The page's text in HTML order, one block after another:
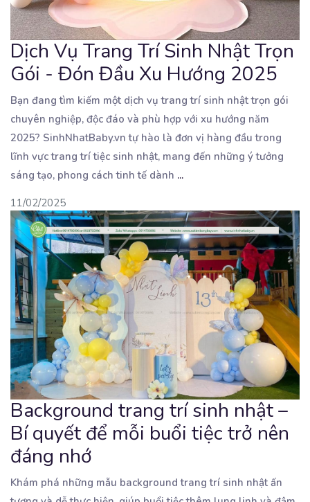
Dịch Vụ Trang Trí Sinh Nhật Trọn
Gói - Đón Đầu Xu Hướng 2025
Bạn đang tìm kiếm một dịch vụ trang trí sinh nhật trọn gói
chuyên nghiệp, độc đáo và phù hợp với xu hướng năm
2025? SinhNhatBaby.vn tự hào là đơn vị hàng đầu trong
lĩnh vực trang trí tiệc sinh nhật, mang đến những ý tưởng
sáng tạo, phong cách tinh tế dành ...
11/02/2025
Background trang trí sinh nhật –
Bí quyết để mỗi buổi tiệc trở nên
đáng nhớ
Khám phá những mẫu background trang trí sinh nhật ấn